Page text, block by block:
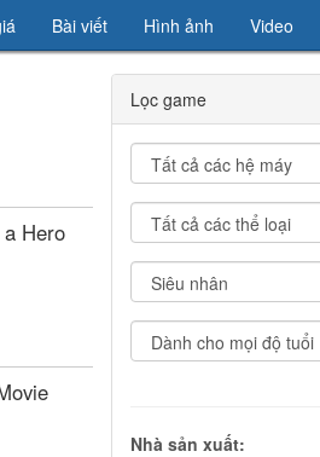
Hero
Lọc game
Nhà sản xuất:
Bài viết Hình ảnh Video